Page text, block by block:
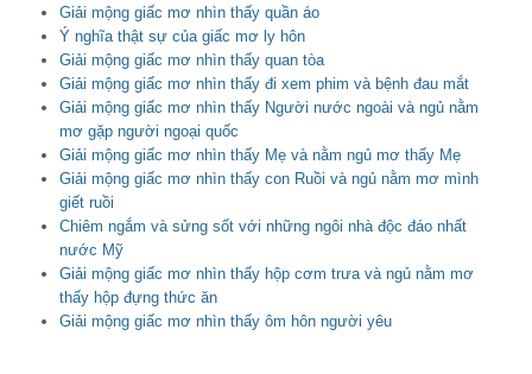
Giải mộng giấc mơ nhìn thấy quần áo
Ý nghĩa thật sự của giấc mơ ly hôn
Giải mộng giấc mơ nhìn thấy quan tòa
Giải mộng giấc mơ nhìn thấy đi xem phim và bệnh đau mắt
Giải mộng giấc mơ nhìn thấy Người nước ngoài và ngủ nằm
mơ gặp người ngoại quốc
Giải mộng giấc mơ nhìn thấy Mẹ và nằm ngủ mơ thấy Mẹ
Giải mộng giấc mơ nhìn thấy con Ruồi và ngủ nằm mơ mình
giết ruồi
Chiêm ngắm và sửng sốt với những ngôi nhà độc đáo nhất
nước Mỹ
Giải mộng giấc mơ nhìn thấy hộp cơm trưa và ngủ nằm mơ
thấy hộp đựng thức ăn
Giải mộng giấc mơ nhìn thấy ôm hôn người yêu